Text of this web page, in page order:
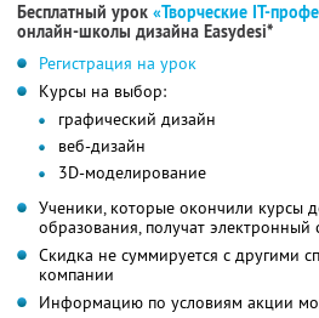
Бесплатный урок «Творческие IT-
онлайн-школы дизайна Easydesi*
Регистрация на урок
Курсы на выбор:
графический дизайн
веб-дизайн
3D-моделирование
Ученики, которые окончили курсы
образования, получат электронный
Скидка не суммируется с другими
компании
Информацию по условиям акции